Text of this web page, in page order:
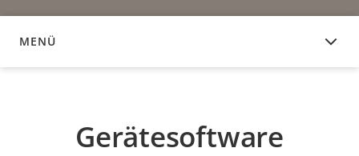
MENÜ
GERÄTESOFTWARE
Gerätesoftware